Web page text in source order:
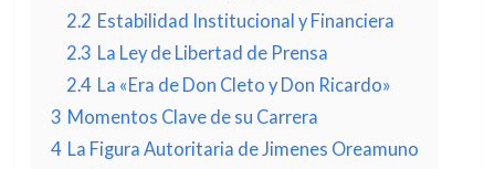
2.2 Estabilidad Institucional y Financiera
2.3 La Ley de Libertad de Prensa
2.4 La «Era de Don Cleto y Don Ricardo»
3 Momentos Clave de su Carrera
4 La Figura Autoritaria de Jimenes Oreamuno